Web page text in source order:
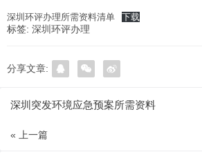
深圳环评办理所需资料清单 下载
标签: 深圳环评办理
分享文章:
深圳突发环境应急预案所需资料
« 上一篇